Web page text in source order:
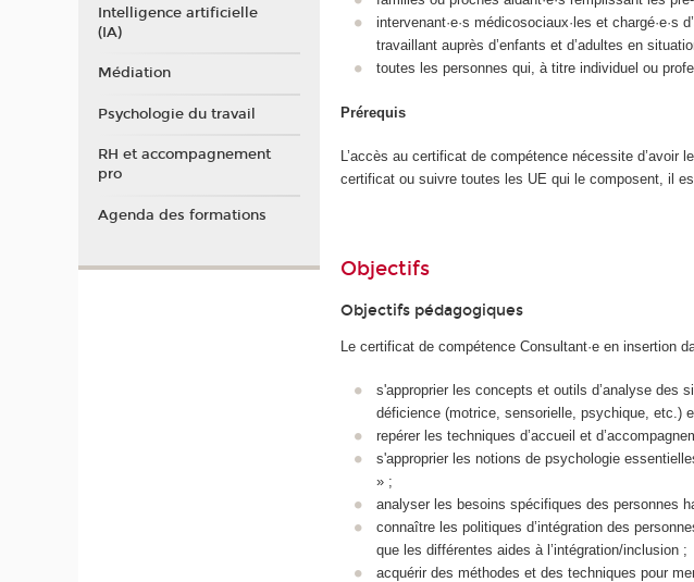
intervenant·e·s médicosociaux·les et
travaillant auprès d’enfants et d’adultes en
toutes les personnes qui, à titre individuel ou
Prérequis
L’accès au certificat de compétence nécessite d’avoir
certificat ou suivre toutes les UE qui le composent, il
Objectifs
Objectifs pédagogiques
Le certificat de compétence Consultant·e en insertion
s'approprier les concepts et outils d’analyse des
déficience (motrice, sensorielle, psychique, etc.)
repérer les techniques d’accueil et
s'approprier les notions de psychologie
» ;
analyser les besoins spécifiques des personnes
connaître les politiques d’intégration des
que les différentes aides à l’intégration/inclusion ;
acquérir des méthodes et des techniques pour
Intelligence artificielle
(IA)
Médiation
Psychologie du travail
RH et accompagnement
pro
Agenda des formations